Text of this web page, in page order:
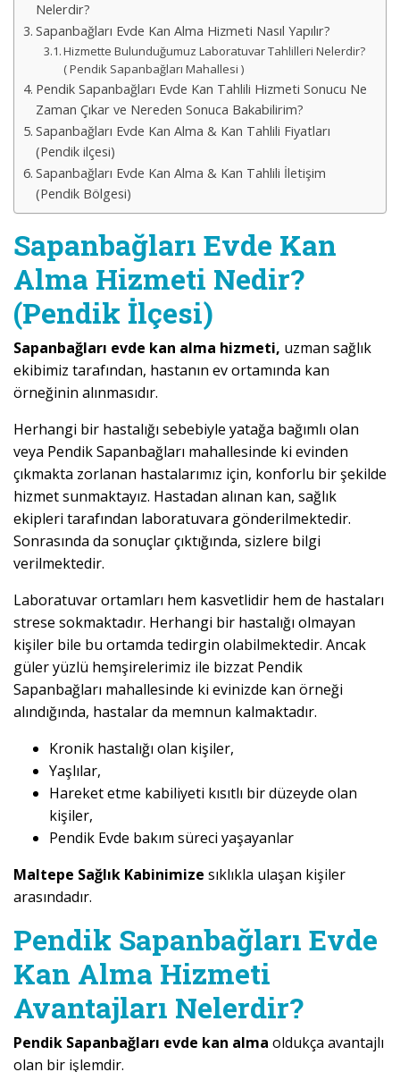
Nelerdir?
Sapanbağları Evde Kan Alma Hizmeti Nasıl Yapılır?
Hizmette Bulunduğumuz Laboratuvar Tahlilleri Nelerdir?
( Pendik Sapanbağları Mahallesi )
Pendik Sapanbağları Evde Kan Tahlili Hizmeti Sonucu Ne
Zaman Çıkar ve Nereden Sonuca Bakabilirim?
Sapanbağları Evde Kan Alma & Kan Tahlili Fiyatları
(Pendik ilçesi)
Sapanbağları Evde Kan Alma & Kan Tahlili İletişim
(Pendik Bölgesi)
Sapanbağları Evde Kan
Alma Hizmeti Nedir?
(Pendik İlçesi)
Sapanbağları evde kan alma hizmeti, uzman sağlık
ekibimiz tarafından, hastanın ev ortamında kan
örneğinin alınmasıdır.
Herhangi bir hastalığı sebebiyle yatağa bağımlı olan
veya Pendik Sapanbağları mahallesinde ki evinden
çıkmakta zorlanan hastalarımız için, konforlu bir şekilde
hizmet sunmaktayız. Hastadan alınan kan, sağlık
ekipleri tarafından laboratuvara gönderilmektedir.
Sonrasında da sonuçlar çıktığında, sizlere bilgi
verilmektedir.
Laboratuvar ortamları hem kasvetlidir hem de hastaları
strese sokmaktadır. Herhangi bir hastalığı olmayan
kişiler bile bu ortamda tedirgin olabilmektedir. Ancak
güler yüzlü hemşirelerimiz ile bizzat Pendik
Sapanbağları mahallesinde ki evinizde kan örneği
alındığında, hastalar da memnun kalmaktadır.
Kronik hastalığı olan kişiler,
Yaşlılar,
Hareket etme kabiliyeti kısıtlı bir düzeyde olan
kişiler,
Pendik Evde bakım süreci yaşayanlar
Maltepe Sağlık Kabinimize sıklıkla ulaşan kişiler
arasındadır.
Pendik Sapanbağları Evde
Kan Alma Hizmeti
Avantajları Nelerdir?
Pendik Sapanbağları evde kan alma oldukça avantajlı
olan bir işlemdir.